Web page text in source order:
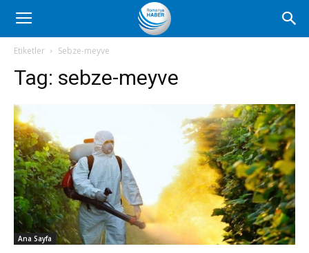
Romanya
Haber
Etiketler Sebze-meyve
Tag: sebze-meyve
Ana Sayfa